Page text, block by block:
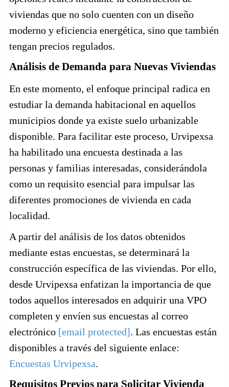
viviendas que no solo cuenten con un diseño
moderno y eficiencia energética, sino que también
tengan precios regulados.
Análisis de Demanda para Nuevas Viviendas
En este momento, el enfoque principal radica en
estudiar la demanda habitacional en aquellos
municipios donde ya existe suelo urbanizable
disponible. Para facilitar este proceso, Urvipexsa
ha habilitado una encuesta destinada a las
personas y familias interesadas, considerándola
como un requisito esencial para impulsar las
diferentes promociones de vivienda en cada
localidad.
A partir del análisis de los datos obtenidos
mediante estas encuestas, se determinará la
construcción específica de las viviendas. Por ello,
desde Urvipexsa enfatizan la importancia de que
todos aquellos interesados en adquirir una VPO
completen y envíen sus encuestas al correo
electrónico [email protected]. Las encuestas están
disponibles a través del siguiente enlace:
Encuestas Urvipexsa.
Requisitos Previos para Solicitar Vivienda